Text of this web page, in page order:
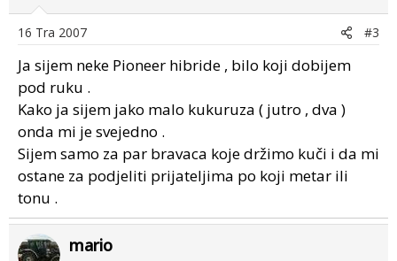
16 Tra 2007 #3
Ja sijem neke Pioneer hibride , bilo koji dobijem
pod ruku .
Kako ja sijem jako malo kukuruza ( jutro , dva )
onda mi je svejedno .
Sijem samo za par bravaca koje držimo kuči i da mi
ostane za podjeliti prijateljima po koji metar ili
tonu .
mario